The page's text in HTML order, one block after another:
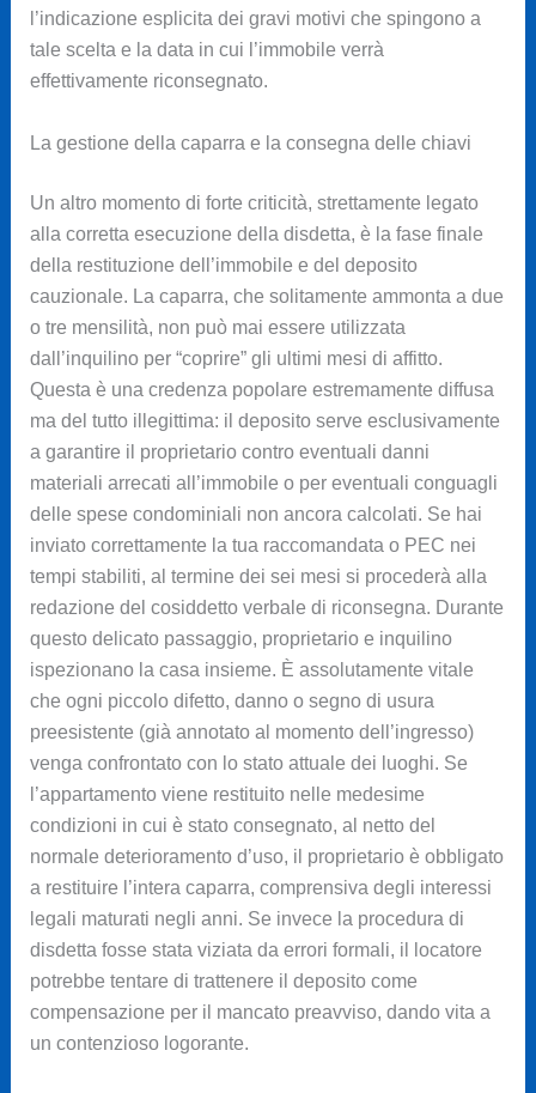
l’indicazione esplicita dei gravi motivi che spingono a
tale scelta e la data in cui l’immobile verrà
effettivamente riconsegnato.
La gestione della caparra e la consegna delle chiavi
Un altro momento di forte criticità, strettamente legato
alla corretta esecuzione della disdetta, è la fase finale
della restituzione dell’immobile e del deposito
cauzionale. La caparra, che solitamente ammonta a due
o tre mensilità, non può mai essere utilizzata
dall’inquilino per “coprire” gli ultimi mesi di affitto.
Questa è una credenza popolare estremamente diffusa
ma del tutto illegittima: il deposito serve esclusivamente
a garantire il proprietario contro eventuali danni
materiali arrecati all’immobile o per eventuali conguagli
delle spese condominiali non ancora calcolati. Se hai
inviato correttamente la tua raccomandata o PEC nei
tempi stabiliti, al termine dei sei mesi si procederà alla
redazione del cosiddetto verbale di riconsegna. Durante
questo delicato passaggio, proprietario e inquilino
ispezionano la casa insieme. È assolutamente vitale
che ogni piccolo difetto, danno o segno di usura
preesistente (già annotato al momento dell’ingresso)
venga confrontato con lo stato attuale dei luoghi. Se
l’appartamento viene restituito nelle medesime
condizioni in cui è stato consegnato, al netto del
normale deterioramento d’uso, il proprietario è obbligato
a restituire l’intera caparra, comprensiva degli interessi
legali maturati negli anni. Se invece la procedura di
disdetta fosse stata viziata da errori formali, il locatore
potrebbe tentare di trattenere il deposito come
compensazione per il mancato preavviso, dando vita a
un contenzioso logorante.